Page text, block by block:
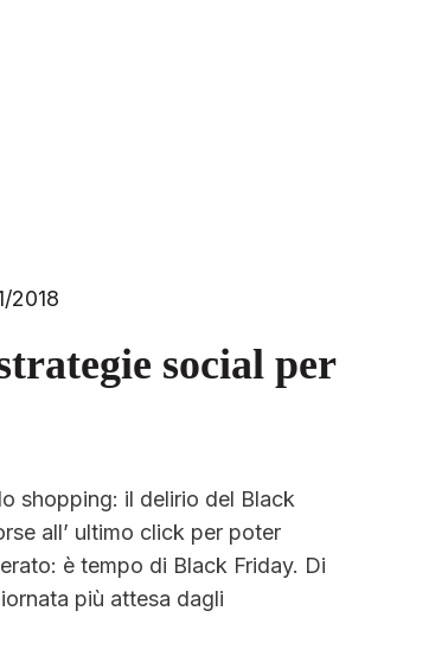
2018
social per
shopping: il delirio del Black
all’ ultimo click per poter
è tempo di Black Friday. Di
più attesa dagli